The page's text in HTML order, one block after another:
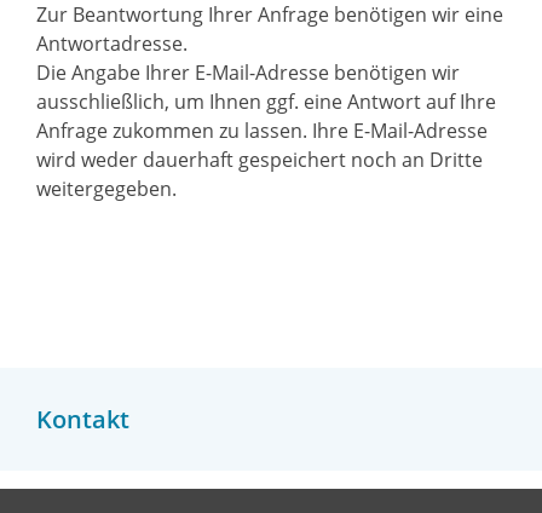
Kontakt
Zur Beantwortung Ihrer Anfrage benötigen wir eine
Antwortadresse.
Die Angabe Ihrer E-Mail-Adresse benötigen wir
ausschließlich, um Ihnen ggf. eine Antwort auf Ihre
Anfrage zukommen zu lassen. Ihre E-Mail-Adresse
wird weder dauerhaft gespeichert noch an Dritte
weitergegeben.